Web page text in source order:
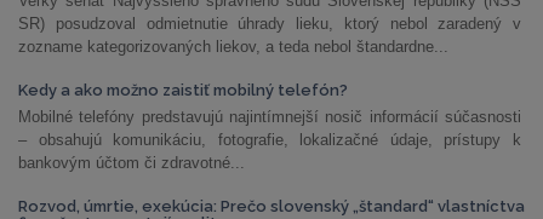
SR) posudzoval odmietnutie úhrady lieku, ktorý nebol zaradený v
zozname kategorizovaných liekov, a teda nebol štandardne...
Kedy a ako možno zaistiť mobilný telefón?
Mobilné telefóny predstavujú najintímnejší nosič informácií súčasnosti
– obsahujú komunikáciu, fotografie, lokalizačné údaje, prístupy k
bankovým účtom či zdravotné...
Rozvod, úmrtie, exekúcia: Prečo slovenský „štandard“ vlastníctva